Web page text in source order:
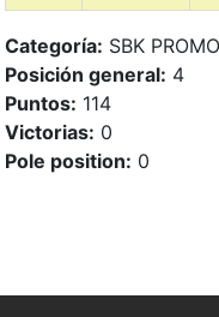
Categoría: SBK PROMO
Posición general: 4
Puntos: 114
Victorias: 0
Pole position: 0